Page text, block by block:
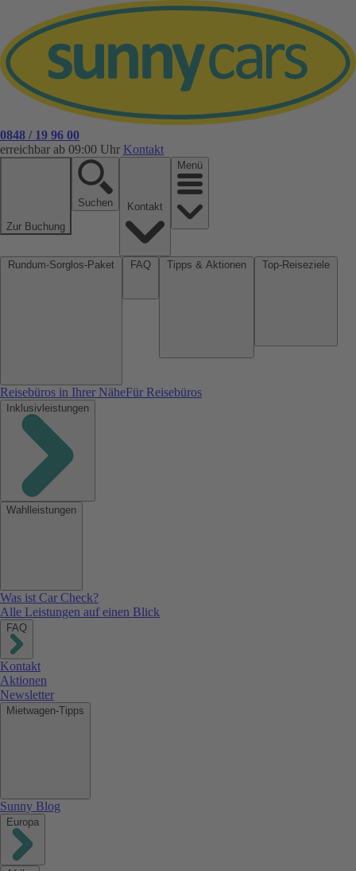
0848 / 19 96 00
erreichbar ab 09:00 Uhr Kontakt
Zur Buchung
Suchen
Menü
Reisebüros in Ihrer NäheFür Reisebüros
Inklusivleistungen
Wahlleistungen
Was ist Car Check?
Alle Leistungen auf einen Blick
FAQ
Kontakt
Aktionen
Newsletter
Mietwagen-Tipps
Sunny Blog
Europa